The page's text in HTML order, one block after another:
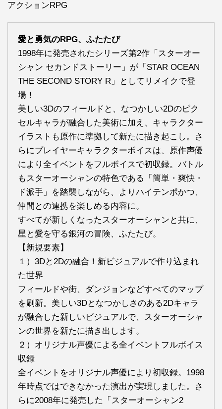
アクションRPG
愛と勇気のRPG、ふたたび
1998年に発売されたシリーズ第2作「スターオー
シャン セカンドストーリー」が「STAR OCEAN
THE SECOND STORY R」としてリメイクで登
場！
美しい3Dのフィールドと、なつかしい2Dのピク
セルキャラが融合した美術に加え、キャラクター
イラストも原作に準拠して新たに描き起こし。さ
らにプレイヤーキャラクターボイスは、原作声優
により全イベントをフルボイスで初収録。バトル
もスターオーシャンの特色である「簡単・爽快・
ド派手」を踏襲しながら、よりハイテンポかつ、
仲間との連携を楽しめる内容に。
すべてが新しくなったスターオーシャンと共に、
星と愛を守る銀河の冒険、ふたたび。
【新規要素】
１）3Dと2Dの融合！新ビジュアルで作り込まれ
た世界
フィールドや街、ダンジョンなどすべてのマップ
を刷新。美しい3Dとなつかしさのある2Dキャラ
が融合した新しいビジュアルで、スターオーシャ
ンの世界を新たに描き出します。
２）オリジナル声優による全イベントフルボイス
収録
全イベントをオリジナル声優により初収録。1998
年時点ではできなかった演出が実現しました。さ
らに2008年に発売した「スターオーシャン2